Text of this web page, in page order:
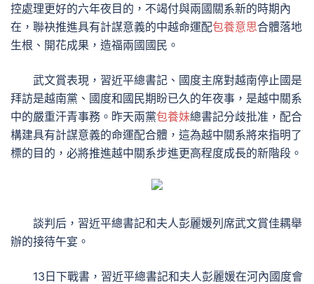
控處理更好的六年夜目的，不竭付與兩國關系新的時期內
在，聯袂推進具有計謀意義的中越命運配包養意思合體落地
生根、開花成果，造福兩國國民。
武文賞表現，習近平總書記、國度主席對越南停止國是
拜訪是越南黨、國度和國民期盼已久的年夜事，是越中關系
中的嚴重汗青事務。昨天兩黨包養妹總書記分歧批准，配合
構建具有計謀意義的命運配合體，這為越中關系將來指明了
標的目的，必將推進越中關系步進更高程度成長的新階段。
談判后，習近平總書記和夫人彭麗媛列席武文賞佳耦舉
辦的接待午宴。
13日下戰書，習近平總書記和夫人彭麗媛在河內國度會